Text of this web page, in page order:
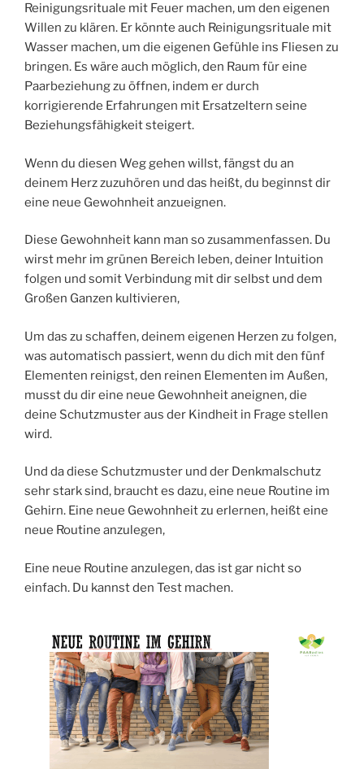
Reinigungsrituale mit Feuer machen, um den eigenen
Willen zu klären. Er könnte auch Reinigungsrituale mit
Wasser machen, um die eigenen Gefühle ins Fliesen zu
bringen. Es wäre auch möglich, den Raum für eine
Paarbeziehung zu öffnen, indem er durch
korrigierende Erfahrungen mit Ersatzeltern seine
Beziehungsfähigkeit steigert.
Wenn du diesen Weg gehen willst, fängst du an
deinem Herz zuzuhören und das heißt, du beginnst dir
eine neue Gewohnheit anzueignen.
Diese Gewohnheit kann man so zusammenfassen. Du
wirst mehr im grünen Bereich leben, deiner Intuition
folgen und somit Verbindung mit dir selbst und dem
Großen Ganzen kultivieren,
Um das zu schaffen, deinem eigenen Herzen zu folgen,
was automatisch passiert, wenn du dich mit den fünf
Elementen reinigst, den reinen Elementen im Außen,
musst du dir eine neue Gewohnheit aneignen, die
deine Schutzmuster aus der Kindheit in Frage stellen
wird.
Und da diese Schutzmuster und der Denkmalschutz
sehr stark sind, braucht es dazu, eine neue Routine im
Gehirn. Eine neue Gewohnheit zu erlernen, heißt eine
neue Routine anzulegen,
Eine neue Routine anzulegen, das ist gar nicht so
einfach. Du kannst den Test machen.